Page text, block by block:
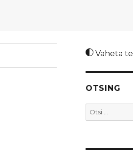
Vaheta
OTSING
Otsi: